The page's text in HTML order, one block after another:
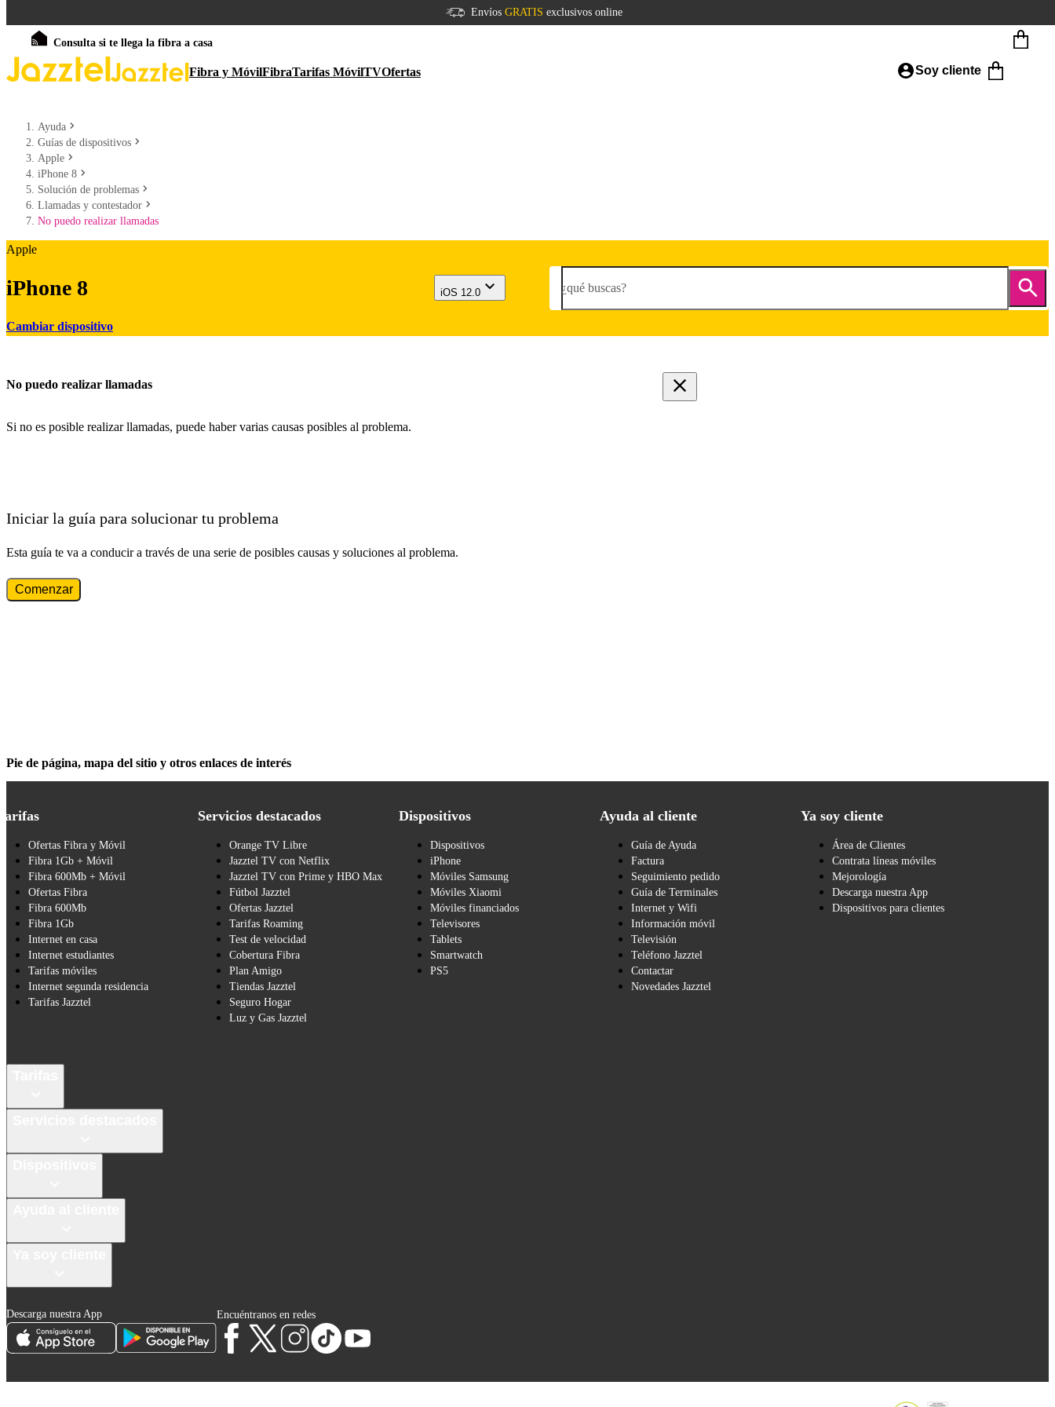
Envíos GRATIS exclusivos online
Consulta si te llega la fibra a casa
Fibra y MóvilFibraTarifas MóvilTVOfertas Soy cliente
Ayuda
Guías de dispositivos
Apple
iPhone 8
Solución de problemas
Llamadas y contestador
No puedo realizar llamadas
Apple
iPhone 8
Cambiar dispositivo
iOS 12.0 ¿qué buscas?
No puedo realizar llamadas
Si no es posible realizar llamadas, puede haber varias causas posibles al problema.
Iniciar la guía para solucionar tu problema
Esta guía te va a conducir a través de una serie de posibles causas y soluciones al problema.
Comenzar
Pie de página, mapa del sitio y otros enlaces de interés
Ofertas Fibra y Móvil
Fibra 1Gb + Móvil
Fibra 600Mb + Móvil
Ofertas Fibra
Fibra 600Mb
Fibra 1Gb
Internet en casa
Internet estudiantes
Tarifas móviles
Internet segunda residencia
Tarifas Jazztel
Servicios destacados
Orange TV Libre
Jazztel TV con Netflix
Jazztel TV con Prime y HBO Max
Fútbol Jazztel
Ofertas Jazztel
Tarifas Roaming
Test de velocidad
Cobertura Fibra
Plan Amigo
Tiendas Jazztel
Seguro Hogar
Luz y Gas Jazztel
Dispositivos
Dispositivos
iPhone
Móviles Samsung
Móviles Xiaomi
Móviles financiados
Televisores
Tablets
Smartwatch
PS5
Ayuda al cliente
Guía de Ayuda
Factura
Seguimiento pedido
Guía de Terminales
Internet y Wifi
Información móvil
Televisión
Teléfono Jazztel
Contactar
Novedades Jazztel
Ya soy cliente
Área de Clientes
Contrata líneas móviles
Mejorología
Descarga nuestra App
Dispositivos para clientes
Descarga nuestra App Encuéntranos en redes